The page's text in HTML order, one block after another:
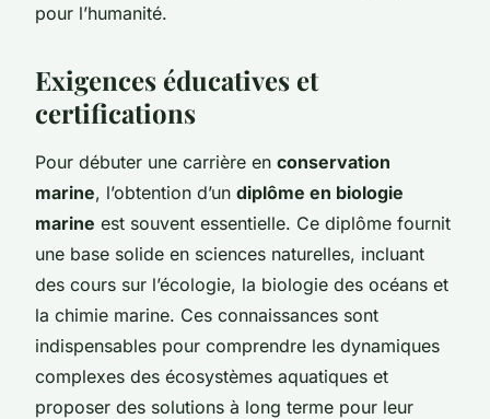
pour l’humanité.
Exigences éducatives et
certifications
Pour débuter une carrière en conservation
marine, l’obtention d’un diplôme en biologie
marine est souvent essentielle. Ce diplôme fournit
une base solide en sciences naturelles, incluant
des cours sur l’écologie, la biologie des océans et
la chimie marine. Ces connaissances sont
indispensables pour comprendre les dynamiques
complexes des écosystèmes aquatiques et
proposer des solutions à long terme pour leur